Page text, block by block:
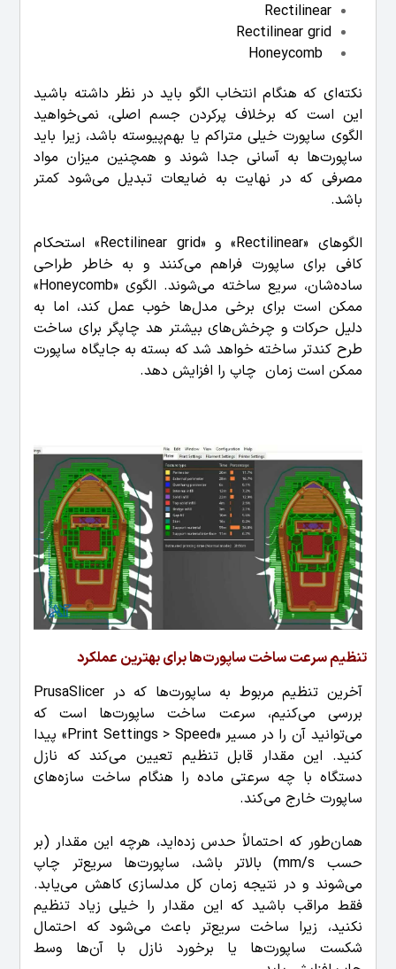
Rectilinear
Rectilinear grid
Honeycomb
نکته‌ای که هنگام انتخاب الگو باید در نظر داشته باشید
این است که برخلاف پرکردن جسم اصلی، نمی‌خواهید
الگوی ساپورت خیلی متراکم یا بهم‌پیوسته باشد، زیرا باید
ساپورت‌ها به آسانی جدا شوند و همچنین میزان مواد
مصرفی که در نهایت به ضایعات تبدیل می‌شود کمتر
باشد.
الگوهای «Rectilinear» و «Rectilinear grid» استحکام
کافی برای ساپورت فراهم می‌کنند و به خاطر طراحی
ساده‌شان، سریع ساخته می‌شوند. الگوی «Honeycomb»
ممکن است برای برخی مدل‌ها خوب عمل کند، اما به
دلیل حرکات و چرخش‌های بیشتر هد چاپگر برای ساخت
طرح کندتر ساخته خواهد شد که بسته به جایگاه ساپورت
ممکن است زمان چاپ را افزایش دهد.
تنظیم سرعت ساخت ساپورت‌ها برای بهترین عملکرد
آخرین تنظیم مربوط به ساپورت‌ها که در PrusaSlicer
بررسی می‌کنیم، سرعت ساخت ساپورت‌ها است که
می‌توانید آن را در مسیر «Print Settings > Speed» پیدا
کنید. این مقدار قابل تنظیم تعیین می‌کند که نازل
دستگاه با چه سرعتی ماده را هنگام ساخت سازه‌های
ساپورت خارج می‌کند.
همان‌طور که احتمالاً حدس زده‌اید، هرچه این مقدار (بر
حسب mm/s) بالاتر باشد، ساپورت‌ها سریع‌تر چاپ
می‌شوند و در نتیجه زمان کل مدلسازی کاهش می‌یابد.
فقط مراقب باشید که این مقدار را خیلی زیاد تنظیم
نکنید، زیرا ساخت سریع‌تر باعث می‌شود که احتمال
شکست ساپورت‌ها یا برخورد نازل با آن‌ها وسط